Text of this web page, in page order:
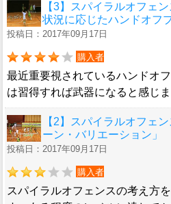
【3】スパイラルオフェ
状況に応じたハンドオフ
投稿日：2017年09月17日
購入者
最近重要視されているハンドオ
は習得すれば武器になると感じま
【2】スパイラルオフェ
ーン・バリエーション」
投稿日：2017年09月17日
購入者
スパイラルオフェンスの考え方